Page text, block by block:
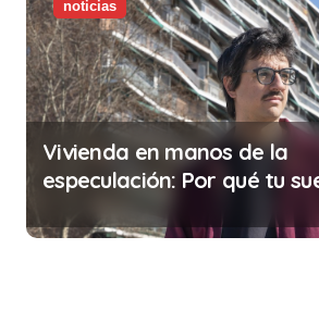
noticias
Vivienda en manos de la
especulación: Por qué tu